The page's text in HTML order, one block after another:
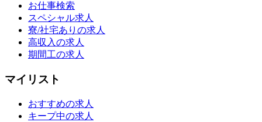
お仕事検索
スペシャル求人
寮/社宅ありの求人
高収入の求人
期間工の求人
マイリスト
おすすめの求人
キープ中の求人